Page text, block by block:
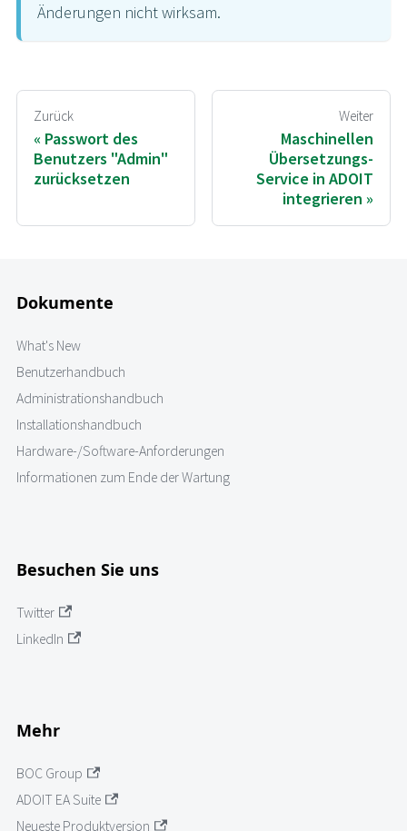
Änderungen nicht wirksam.
Zurück
Passwort des
Benutzers "Admin"
zurücksetzen
Weiter
Maschinellen
Übersetzungs-
Service in ADOIT
integrieren
Dokumente
What's New
Benutzerhandbuch
Administrationshandbuch
Installationshandbuch
Hardware-/Software-Anforderungen
Informationen zum Ende der Wartung
Besuchen Sie uns
Twitter
LinkedIn
Mehr
BOC Group
ADOIT EA Suite
Neueste Produktversion